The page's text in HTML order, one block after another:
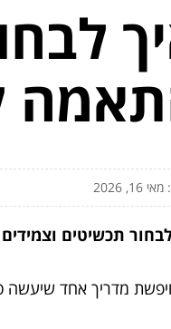
2026
תכשיטים
מדריך אחד שיעשה